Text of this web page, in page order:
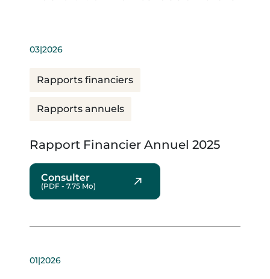
03|2026
Rapports financiers
Rapports annuels
Rapport Financier Annuel 2025
Consulter
(PDF - 7.75 Mo)
01|2026